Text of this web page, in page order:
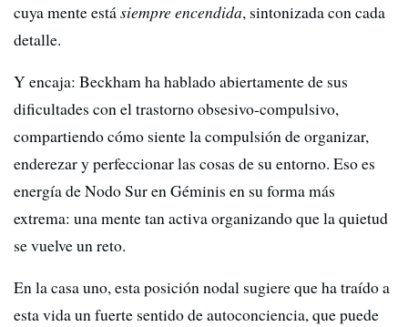
cuya mente estásiempre encendida, sintonizada con cada
detalle.
Y encaja: Beckham ha hablado abiertamente de sus
dificultades con el trastorno obsesivo-compulsivo,
compartiendo cómo siente la compulsión de organizar,
enderezar y perfeccionar las cosas de su entorno. Eso es
energía de Nodo Sur en Géminis en su forma más
extrema: una mente tan activa organizando que la quietud
se vuelve un reto.
En la casa uno, esta posición nodal sugiere que ha traído a
esta vida un fuerte sentido de autoconciencia, que puede